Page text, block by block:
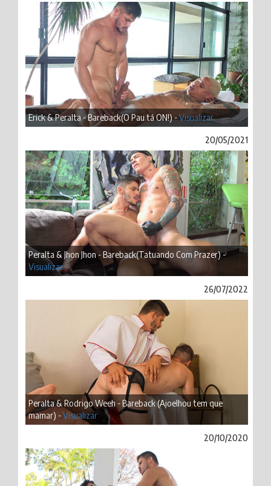
Erick & Peralta - Bareback(O Pau tá ON!) -Visualizar
20/05/2021
Peralta & Jhon Jhon - Bareback(Tatuando Com Prazer) -
Visualizar
26/07/2022
Peralta & Rodrigo Weeh - Bareback (Ajoelhou tem que
mamar) -Visualizar
20/10/2020